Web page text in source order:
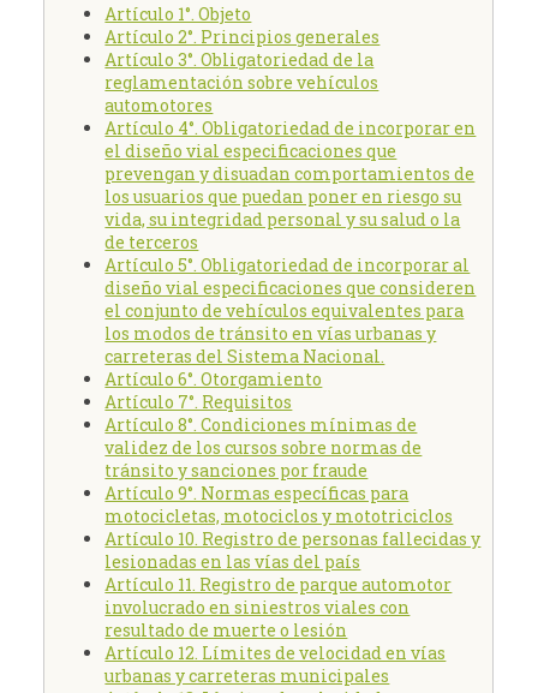
Artículo 1°. Objeto
Artículo 2°. Principios generales
Artículo 3°. Obligatoriedad de la
reglamentación sobre vehículos
automotores
Artículo 4°. Obligatoriedad de incorporar en
el diseño vial especificaciones que
prevengan y disuadan comportamientos de
los usuarios que puedan poner en riesgo su
vida, su integridad personal y su salud o la
de terceros
Artículo 5°. Obligatoriedad de incorporar al
diseño vial especificaciones que consideren
el conjunto de vehículos equivalentes para
los modos de tránsito en vías urbanas y
carreteras del Sistema Nacional.
Artículo 6°. Otorgamiento
Artículo 7°. Requisitos
Artículo 8°. Condiciones mínimas de
validez de los cursos sobre normas de
tránsito y sanciones por fraude
Artículo 9°. Normas específicas para
motocicletas, motociclos y mototriciclos
Artículo 10. Registro de personas fallecidas y
lesionadas en las vías del país
Artículo 11. Registro de parque automotor
involucrado en siniestros viales con
resultado de muerte o lesión
Artículo 12. Límites de velocidad en vías
urbanas y carreteras municipales